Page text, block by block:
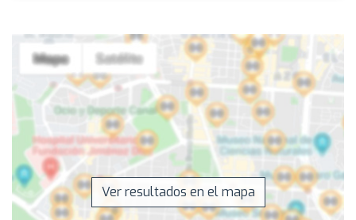
Ver resultados en el mapa